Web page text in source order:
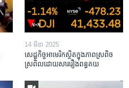
14 មីនា 2025
សេដ្ឋកិច្ច​អាមេរិក​ស្ថិត​ក្នុង​ភាពស្រពិច
ស្រពិល​ដោយសារ​រឿង​ពន្ធគយ